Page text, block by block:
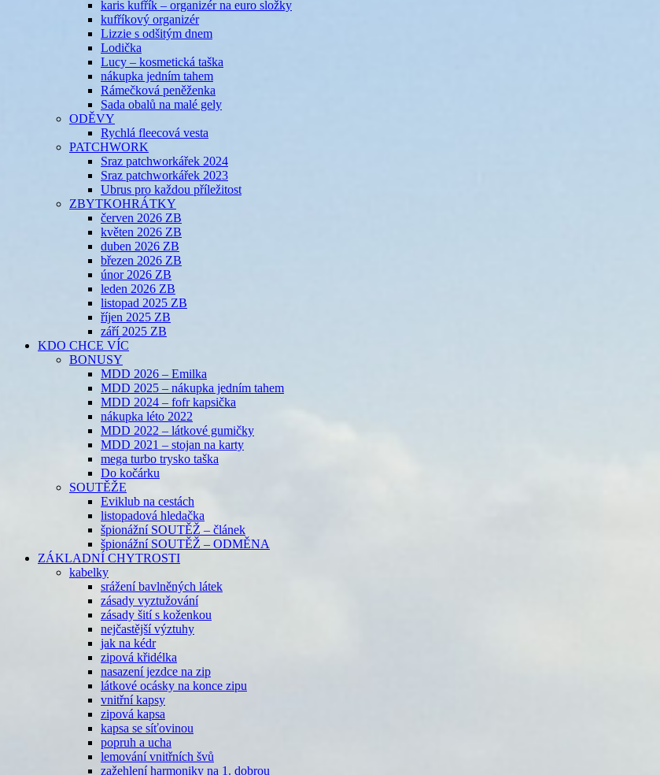
karis kufřík – organizér na euro složky
kufříkový organizér
Lizzie s odšitým dnem
Lodička
Lucy – kosmetická taška
nákupka jedním tahem
Rámečková peněženka
Sada obalů na malé gely
ODĚVY
Rychlá fleecová vesta
PATCHWORK
Sraz patchworkářek 2024
Sraz patchworkářek 2023
Ubrus pro každou příležitost
ZBYTKOHRÁTKY
červen 2026 ZB
květen 2026 ZB
duben 2026 ZB
březen 2026 ZB
únor 2026 ZB
leden 2026 ZB
listopad 2025 ZB
říjen 2025 ZB
září 2025 ZB
KDO CHCE VÍC
BONUSY
MDD 2026 – Emilka
MDD 2025 – nákupka jedním tahem
MDD 2024 – fofr kapsička
nákupka léto 2022
MDD 2022 – látkové gumičky
MDD 2021 – stojan na karty
mega turbo trysko taška
Do kočárku
SOUTĚŽE
Eviklub na cestách
listopadová hledačka
špionážní SOUTĚŽ – článek
špionážní SOUTĚŽ – ODMĚNA
ZÁKLADNÍ CHYTROSTI
kabelky
srážení bavlněných látek
zásady vyztužování
zásady šití s koženkou
nejčastější výztuhy
jak na kédr
zipová křidélka
nasazení jezdce na zip
látkové ocásky na konce zipu
vnitřní kapsy
zipová kapsa
kapsa se síťovinou
popruh a ucha
lemování vnitřních švů
zažehlení harmoniky na 1. dobrou